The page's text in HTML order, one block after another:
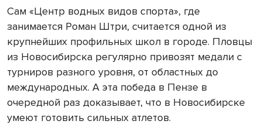
Сам «Центр водных видов спорта», где
занимается Роман Штри, считается одной из
крупнейших профильных школ в городе. Пловцы
из Новосибирска регулярно привозят медали с
турниров разного уровня, от областных до
международных. А эта победа в Пензе в
очередной раз доказывает, что в Новосибирске
умеют готовить сильных атлетов.